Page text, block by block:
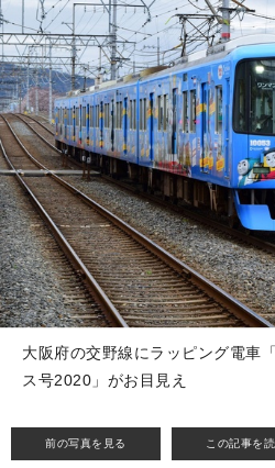
前の写真を見る この記事を
大阪府の交野線にラッピング電車
ス号2020」がお目見え